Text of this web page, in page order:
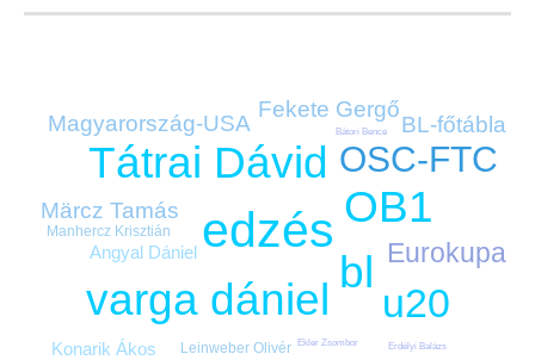
edzés
bl
OB1
Tátrai Dávid
varga dániel u20
OSC-FTC
Eurokupa
BL-főtábla
Fekete Gergő
Magyarország-USA
Märcz Tamás
Angyal Dániel
Konarik Ákos Leinweber Olivér
Manhercz Krisztián
Bátori Bence
Ekler Zsombor Erdélyi Balázs